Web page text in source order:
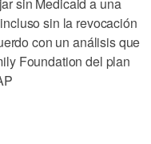
sin la revocación
con un análisis que
Foundation del plan